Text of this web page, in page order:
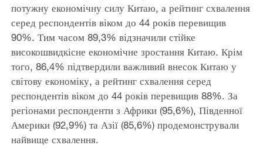
потужну економічну силу Китаю, а рейтинг схвалення
серед респондентів віком до 44 років перевищив
90%. Тим часом 89,3% відзначили стійке
високошвидкісне економічне зростання Китаю. Крім
того, 86,4% підтвердили важливий внесок Китаю у
світову економіку, а рейтинг схвалення серед
респондентів віком до 44 років перевищив 88%. За
регіонами респонденти з Африки (95,6%), Південної
Америки (92,9%) та Азії (85,6%) продемонстрували
найвище схвалення.